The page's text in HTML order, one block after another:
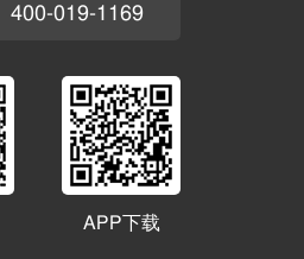
400-019-1169
APP下载